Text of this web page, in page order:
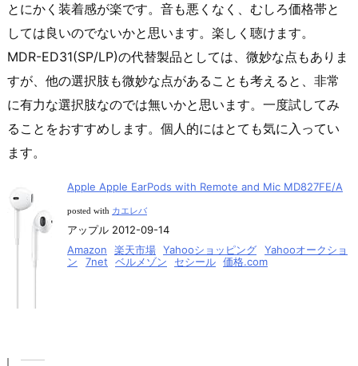
とにかく装着感が楽です。音も悪くなく、むしろ価格帯と
しては良いのでないかと思います。楽しく聴けます。
MDR-ED31(SP/LP)の代替製品としては、微妙な点もありま
すが、他の選択肢も微妙な点があることも考えると、非常
に有力な選択肢なのでは無いかと思います。一度試してみ
ることをおすすめします。個人的にはとても気に入ってい
ます。
Apple Apple EarPods with Remote and Mic MD827FE/A
posted with カエレバ
アップル 2012-09-14
Amazon
楽天市場 Yahooショッピング
Yahooオークショ
ン
7net ベルメゾン セシール 価格.com